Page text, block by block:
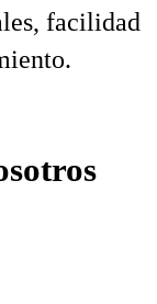
facilidad